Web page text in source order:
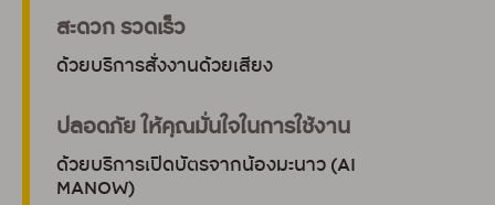
สะดวก รวดเร็ว
ด้วยบริการสั่งงานด้วยเสียง
ปลอดภัย ให้คุณมั่นใจในการใช้งาน
ด้วยบริการเปิดบัตรจากน้องมะนาว (AI
MANOW)